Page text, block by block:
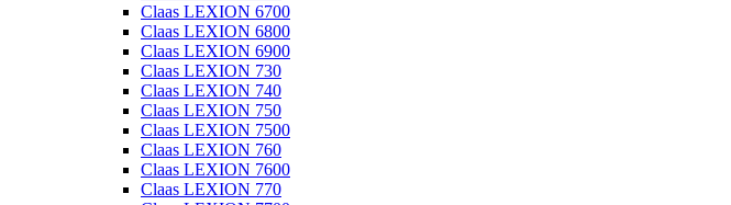
Claas LEXION 6700
Claas LEXION 6800
Claas LEXION 6900
Claas LEXION 730
Claas LEXION 740
Claas LEXION 750
Claas LEXION 7500
Claas LEXION 760
Claas LEXION 7600
Claas LEXION 770